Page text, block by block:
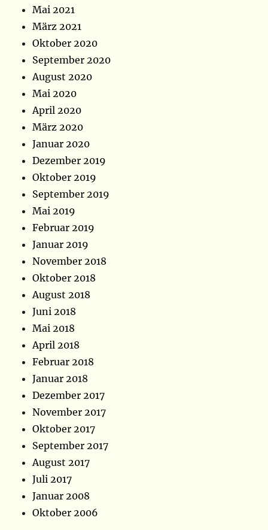
Mai 2021
März 2021
Oktober 2020
September 2020
August 2020
Mai 2020
April 2020
März 2020
Januar 2020
Dezember 2019
Oktober 2019
September 2019
Mai 2019
Februar 2019
Januar 2019
November 2018
Oktober 2018
August 2018
Juni 2018
Mai 2018
April 2018
Februar 2018
Januar 2018
Dezember 2017
November 2017
Oktober 2017
September 2017
August 2017
Juli 2017
Januar 2008
Oktober 2006